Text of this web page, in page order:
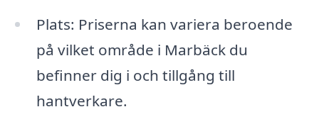
Plats: Priserna kan variera beroende
på vilket område i Marbäck du
befinner dig i och tillgång till
hantverkare.